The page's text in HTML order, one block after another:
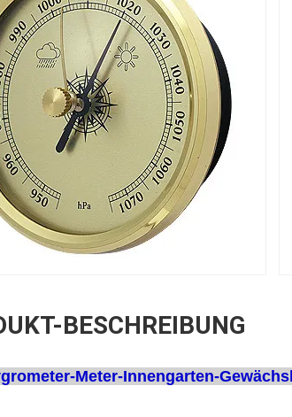
BESCHREIBUNG
Meter-Innengarten-